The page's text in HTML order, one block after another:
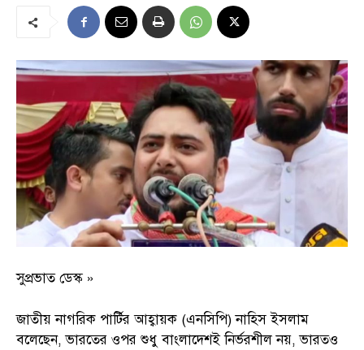
সুপ্রভাত ডেস্ক »
জাতীয় নাগরিক পার্টির আহ্বায়ক (এনসিপি) নাহিস ইসলাম
বলেছেন, ভারতের ওপর শুধু বাংলাদেশই নির্ভরশীল নয়, ভারতও